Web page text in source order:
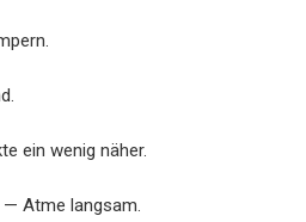
ein wenig näher.
Atme langsam.